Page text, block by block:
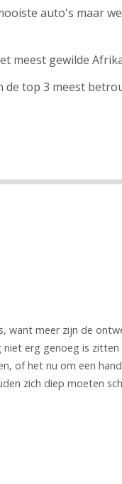
auto's maar
meest gewilde
de top 3 meest
want meer zijn de
erg genoeg is
of het nu om een
zich diep moeten